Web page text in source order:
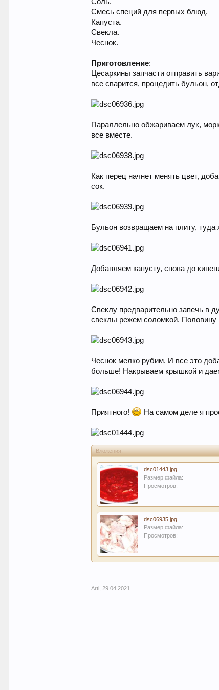
Смесь специй для первых блюд.
Капуста.
Свекла.
Чеснок.
Приготовление:
Цесаркины запчасти отправить
все сварится, процедить бульон,
Параллельно обжариваем лук,
все вместе.
Как перец начнет менять цвет,
сок.
Бульон возвращаем на плиту,
Добавляем капусту, снова до
Свеклу предварительно запечь в
свеклы режем соломкой. Половину
Чеснок мелко рубим. И все это
больше! Накрываем крышкой и
Приятного! На самом деле я
Вложения:
dsc01443.jpg
Размер файла:
Просмотров:
dsc06935.jpg
Размер файла:
Просмотров:
Arti 29.04.2021